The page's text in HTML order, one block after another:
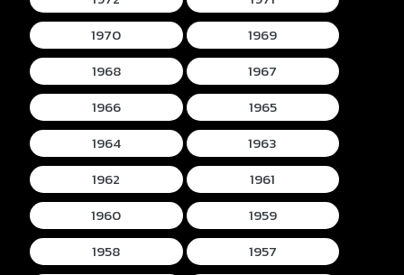
1970
1969
1968
1967
1966
1965
1964
1963
1962
1961
1960
1959
1958
1957